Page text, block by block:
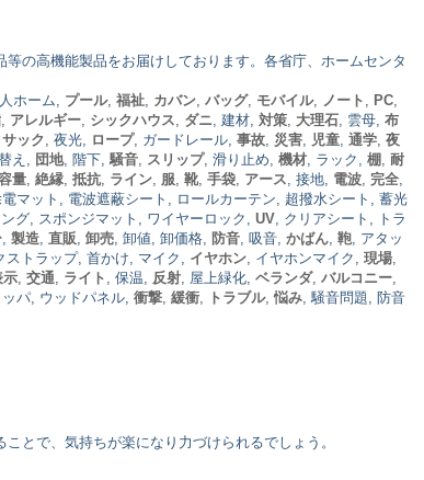
の高機能製品をお届けしております。各省庁、ホームセンタ
人ホーム, プール, 福祉 カバン バッグ, モバイル, ノート PC
アレルギー シックハウス ダニ , 建材, 対策 大理石 , 雲母, 布
ック , 夜光, ロープ, ガードレール, 事故 災害 児童 通学 夜
え, 団地, 階下, 騒音 スリップ, 滑り止め, 機材 , ラック, 棚
耐
量 絶縁 抵抗 ライン 服 靴, 手袋 アース , 接地, 電波 完全
電マット, 電波遮蔽シート, ロールカーテン, 超撥水シート, 蓄光
グ, スポンジマット, ワイヤーロック, UV , クリアシート, トラ
製造 直販 卸売 , 卸値, 卸価格, 防音 , 吸音, かばん 鞄 , アタッ
ストラップ, 首かけ, マイク, イヤホン , イヤホンマイク, 現場
示 交通 ライト , 保温, 反射 , 屋上緑化, ベランダ, バルコニー
パ, ウッドパネル, 衝撃 緩衝 トラブル,悩み , 騒音問題, 防音
とで、気持ちが楽になり力づけられるでしょう。